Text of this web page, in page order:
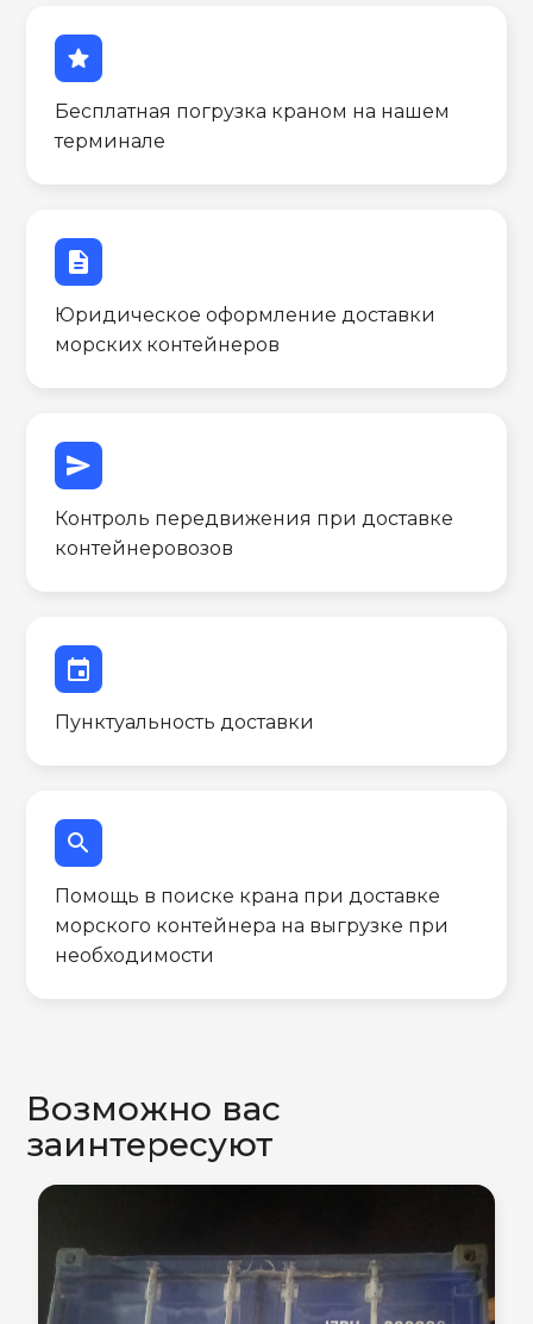
star
Бесплатная погрузка краном на нашем
терминале
description
Юридическое оформление доставки
морских контейнеров
send
Контроль передвижения при доставке
контейнеровозов
event
Пунктуальность доставки
search
Помощь в поиске крана при доставке
морского контейнера на выгрузке при
необходимости
Возможно вас
заинтересуют